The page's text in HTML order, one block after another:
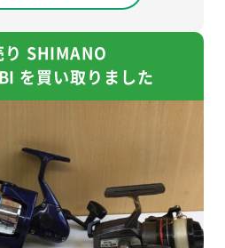
SHIMANO
を買い取りました